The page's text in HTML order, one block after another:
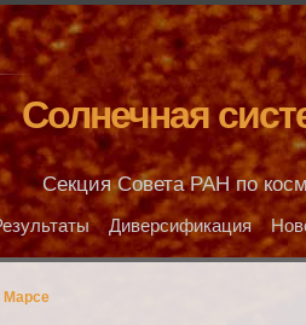
Солнечная
Секция Совета РАН по
Диверсификация
Марсе